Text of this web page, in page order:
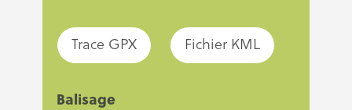
Trace GPX Fichier KML
Balisage